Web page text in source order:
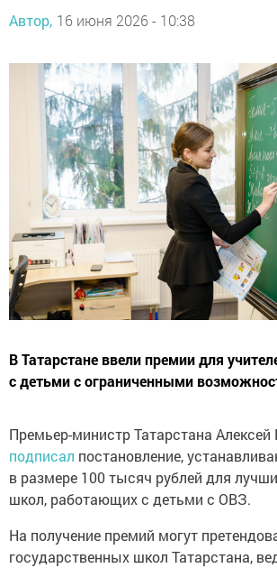
Автор, 16 июня 2026 - 10:38
В Татарстане ввели премии для
с детьми с ограниченными
Премьер-министр Татарстана
подписал постановление,
в размере 100 тысяч рублей для
школ, работающих с детьми с ОВЗ.
На получение премий могут
государственных школ Татарстана,